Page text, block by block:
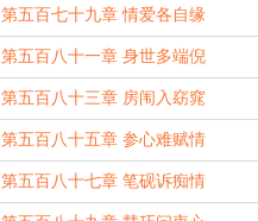
第五百七十九章 情爱各自缘
第五百八十一章 身世多端倪
第五百八十三章 房闱入窈窕
第五百八十五章 参心难赋情
第五百八十七章 笔砚诉痴情